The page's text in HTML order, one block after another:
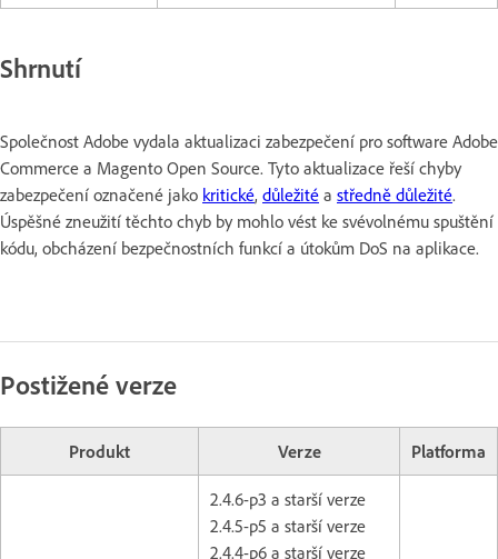
Shrnutí
Společnost Adobe vydala aktualizaci zabezpečení pro software Adobe
Commerce a Magento Open Source. Tyto aktualizace řeší chyby
zabezpečení označené jako kritické, důležité a středně důležité.
Úspěšné zneužití těchto chyb by mohlo vést ke svévolnému spuštění
kódu, obcházení bezpečnostních funkcí a útokům DoS na aplikace.
Postižené verze
Produkt Verze Platforma
2.4.6-p3 a starší verze
2.4.5-p5 a starší verze
2.4.4-p6 a starší verze